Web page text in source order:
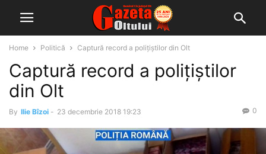
Home Politică Captură record a polițiștilor din Olt
Captură record a polițiștilor
din Olt
By Ilie Bîzoi - 23 decembrie 2018 19:23 0